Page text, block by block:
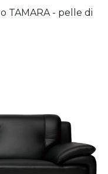
TAMARA - pelle di